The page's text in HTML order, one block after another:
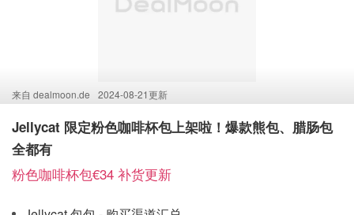
来自 dealmoon.de 2024-08-21更新
Jellycat 限定粉色咖啡杯包上架啦！爆款熊包、腊肠包
全都有
粉色咖啡杯包€34 补货更新